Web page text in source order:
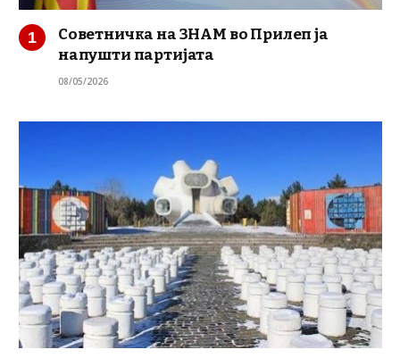
Советничка на ЗНАМ во Прилеп ја
напушти партијата
08/05/2026